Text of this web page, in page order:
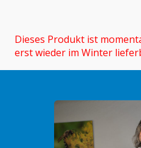
Dieses Produkt ist
erst wieder im Winter